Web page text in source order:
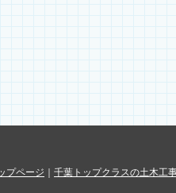
プページ 千葉トップクラスの土木工